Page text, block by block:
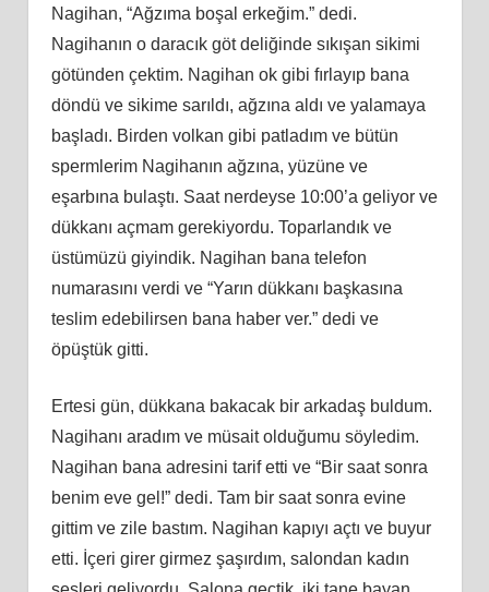
Nagihan, “Ağzıma boşal erkeğim.” dedi.
Nagihanın o daracık göt deliğinde sıkışan sikimi
götünden çektim. Nagihan ok gibi fırlayıp bana
döndü ve sikime sarıldı, ağzına aldı ve yalamaya
başladı. Birden volkan gibi patladım ve bütün
spermlerim Nagihanın ağzına, yüzüne ve
eşarbına bulaştı. Saat nerdeyse 10:00’a geliyor ve
dükkanı açmam gerekiyordu. Toparlandık ve
üstümüzü giyindik. Nagihan bana telefon
numarasını verdi ve “Yarın dükkanı başkasına
teslim edebilirsen bana haber ver.” dedi ve
öpüştük gitti.
Ertesi gün, dükkana bakacak bir arkadaş buldum.
Nagihanı aradım ve müsait olduğumu söyledim.
Nagihan bana adresini tarif etti ve “Bir saat sonra
benim eve gel!” dedi. Tam bir saat sonra evine
gittim ve zile bastım. Nagihan kapıyı açtı ve buyur
etti. İçeri girer girmez şaşırdım, salondan kadın